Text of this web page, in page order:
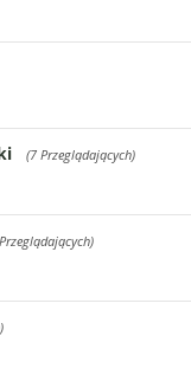
(7 Przeglądających)